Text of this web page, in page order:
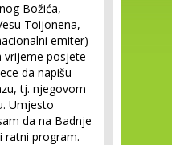
Božića,
Toijonena,
emiter)
vrijeme posjete
da napišu
tj. njegovom
Umjesto
da na Badnje
ratni program.